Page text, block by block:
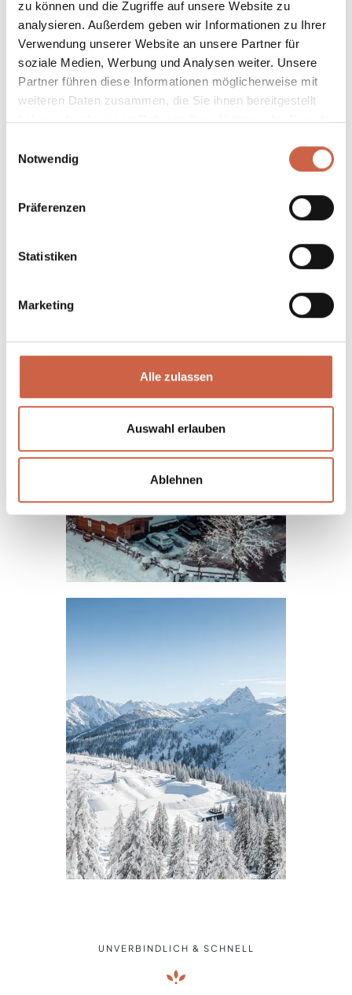
zu können und die Zugriffe auf unsere Website zu
analysieren. Außerdem geben wir Informationen zu Ihrer
Verwendung unserer Website an unsere Partner für
soziale Medien, Werbung und Analysen weiter. Unsere
Partner führen diese Informationen möglicherweise mit
weiteren Daten zusammen, die Sie ihnen bereitgestellt
haben oder die sie im Rahmen Ihrer Nutzung der Dienste
Notwendig
Präferenzen
Statistiken
Marketing
Alle zulassen
Auswahl erlauben
Ablehnen
UNVERBINDLICH & SCHNELL